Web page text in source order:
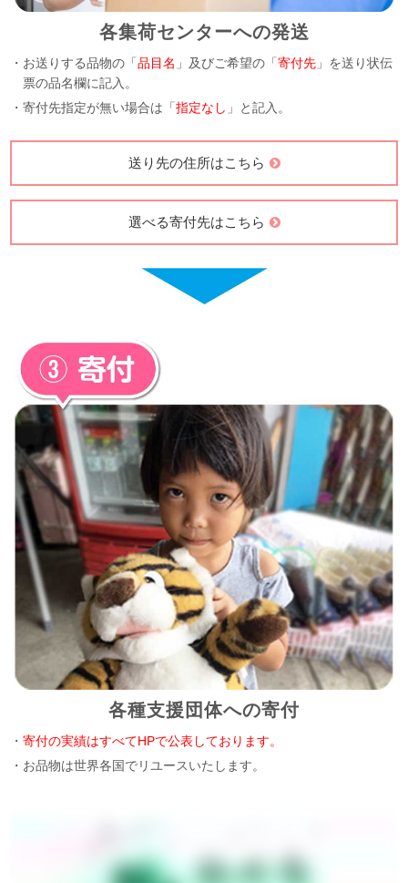
各集荷センターへの発送
・お送りする品物の「品目名」及びご希望の「寄付先」を送り状伝
票の品名欄に記入。
・寄付先指定が無い場合は「指定なし」と記入。
送り先の住所はこちら
選べる寄付先はこちら
各種支援団体への寄付
・寄付の実績はすべてHPで公表しております。
・お品物は世界各国でリユースいたします。